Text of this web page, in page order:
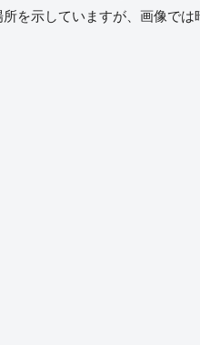
所を示していますが、画像では